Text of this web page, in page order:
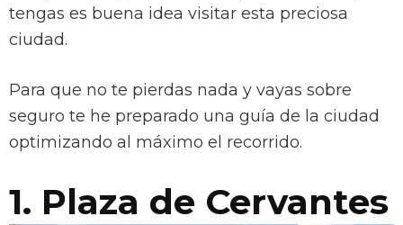
tengas es buena idea visitar esta preciosa
ciudad.
Para que no te pierdas nada y vayas sobre
seguro te he preparado una guía de la ciudad
optimizando al máximo el recorrido.
1. Plaza de Cervantes